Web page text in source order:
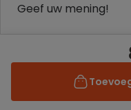
Geef uw mening!